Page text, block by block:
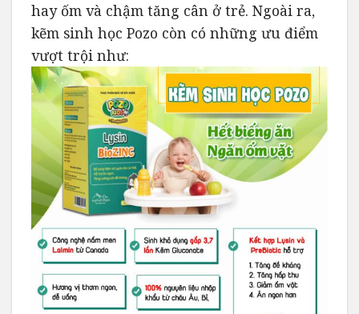
hay ốm và chậm tăng cân ở trẻ. Ngoài ra,
kẽm sinh học Pozo còn có những ưu điểm
vượt trội như: